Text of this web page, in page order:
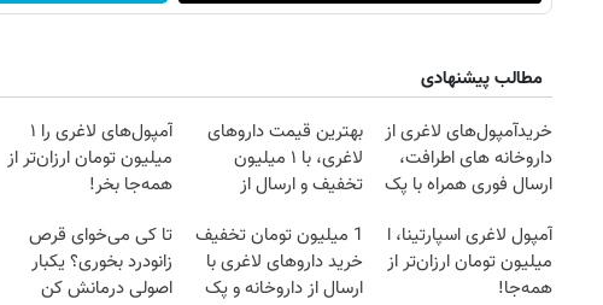
مطالب پیشنهادی
خریدآمپول‌های لاغری از
داروخانه های اطرافت،
ارسال فوری همراه با پک
بهترین قیمت داروهای
لاغری، با ۱ میلیون
تخفیف و ارسال از
آمپول‌های لاغری را ۱
میلیون تومان ارزان‌تر از
همه‌جا بخر!
آمپول لاغری اسپارتینا، ا
میلیون تومان ارزان‌تر از
همه‌جا!
1 میلیون تومان تخفیف
خرید داروهای لاغری با
ارسال از داروخانه و پک
تا کی می‌خوای قرص
زانودرد بخوری؟ یکبار
اصولی درمانش کن